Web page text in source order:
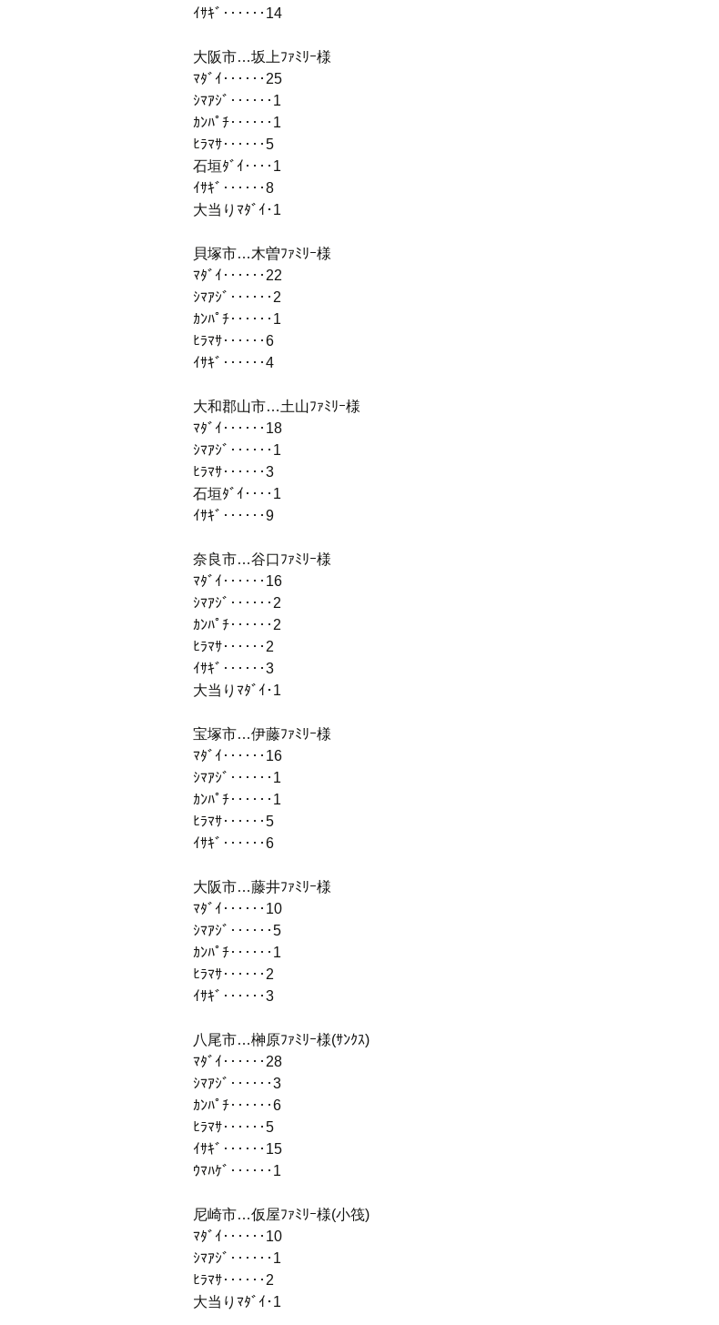
ｲｻｷﾞ‥‥‥14
大阪市…坂上ﾌｧﾐﾘｰ様
ﾏﾀﾞｲ‥‥‥25
ｼﾏｱｼﾞ‥‥‥1
ｶﾝﾊﾟﾁ‥‥‥1
ﾋﾗﾏｻ‥‥‥5
石垣ﾀﾞｲ‥‥1
ｲｻｷﾞ‥‥‥8
大当りﾏﾀﾞｲ･1
貝塚市…木曽ﾌｧﾐﾘｰ様
ﾏﾀﾞｲ‥‥‥22
ｼﾏｱｼﾞ‥‥‥2
ｶﾝﾊﾟﾁ‥‥‥1
ﾋﾗﾏｻ‥‥‥6
ｲｻｷﾞ‥‥‥4
大和郡山市…土山ﾌｧﾐﾘｰ様
ﾏﾀﾞｲ‥‥‥18
ｼﾏｱｼﾞ‥‥‥1
ﾋﾗﾏｻ‥‥‥3
石垣ﾀﾞｲ‥‥1
ｲｻｷﾞ‥‥‥9
奈良市…谷口ﾌｧﾐﾘｰ様
ﾏﾀﾞｲ‥‥‥16
ｼﾏｱｼﾞ‥‥‥2
ｶﾝﾊﾟﾁ‥‥‥2
ﾋﾗﾏｻ‥‥‥2
ｲｻｷﾞ‥‥‥3
大当りﾏﾀﾞｲ･1
宝塚市…伊藤ﾌｧﾐﾘｰ様
ﾏﾀﾞｲ‥‥‥16
ｼﾏｱｼﾞ‥‥‥1
ｶﾝﾊﾟﾁ‥‥‥1
ﾋﾗﾏｻ‥‥‥5
ｲｻｷﾞ‥‥‥6
大阪市…藤井ﾌｧﾐﾘｰ様
ﾏﾀﾞｲ‥‥‥10
ｼﾏｱｼﾞ‥‥‥5
ｶﾝﾊﾟﾁ‥‥‥1
ﾋﾗﾏｻ‥‥‥2
ｲｻｷﾞ‥‥‥3
八尾市…榊原ﾌｧﾐﾘｰ様(ｻﾝｸｽ)
ﾏﾀﾞｲ‥‥‥28
ｼﾏｱｼﾞ‥‥‥3
ｶﾝﾊﾟﾁ‥‥‥6
ﾋﾗﾏｻ‥‥‥5
ｲｻｷﾞ‥‥‥15
ｳﾏﾊｹﾞ‥‥‥1
尼崎市…仮屋ﾌｧﾐﾘｰ様(小筏)
ﾏﾀﾞｲ‥‥‥10
ｼﾏｱｼﾞ‥‥‥1
ﾋﾗﾏｻ‥‥‥2
大当りﾏﾀﾞｲ･1